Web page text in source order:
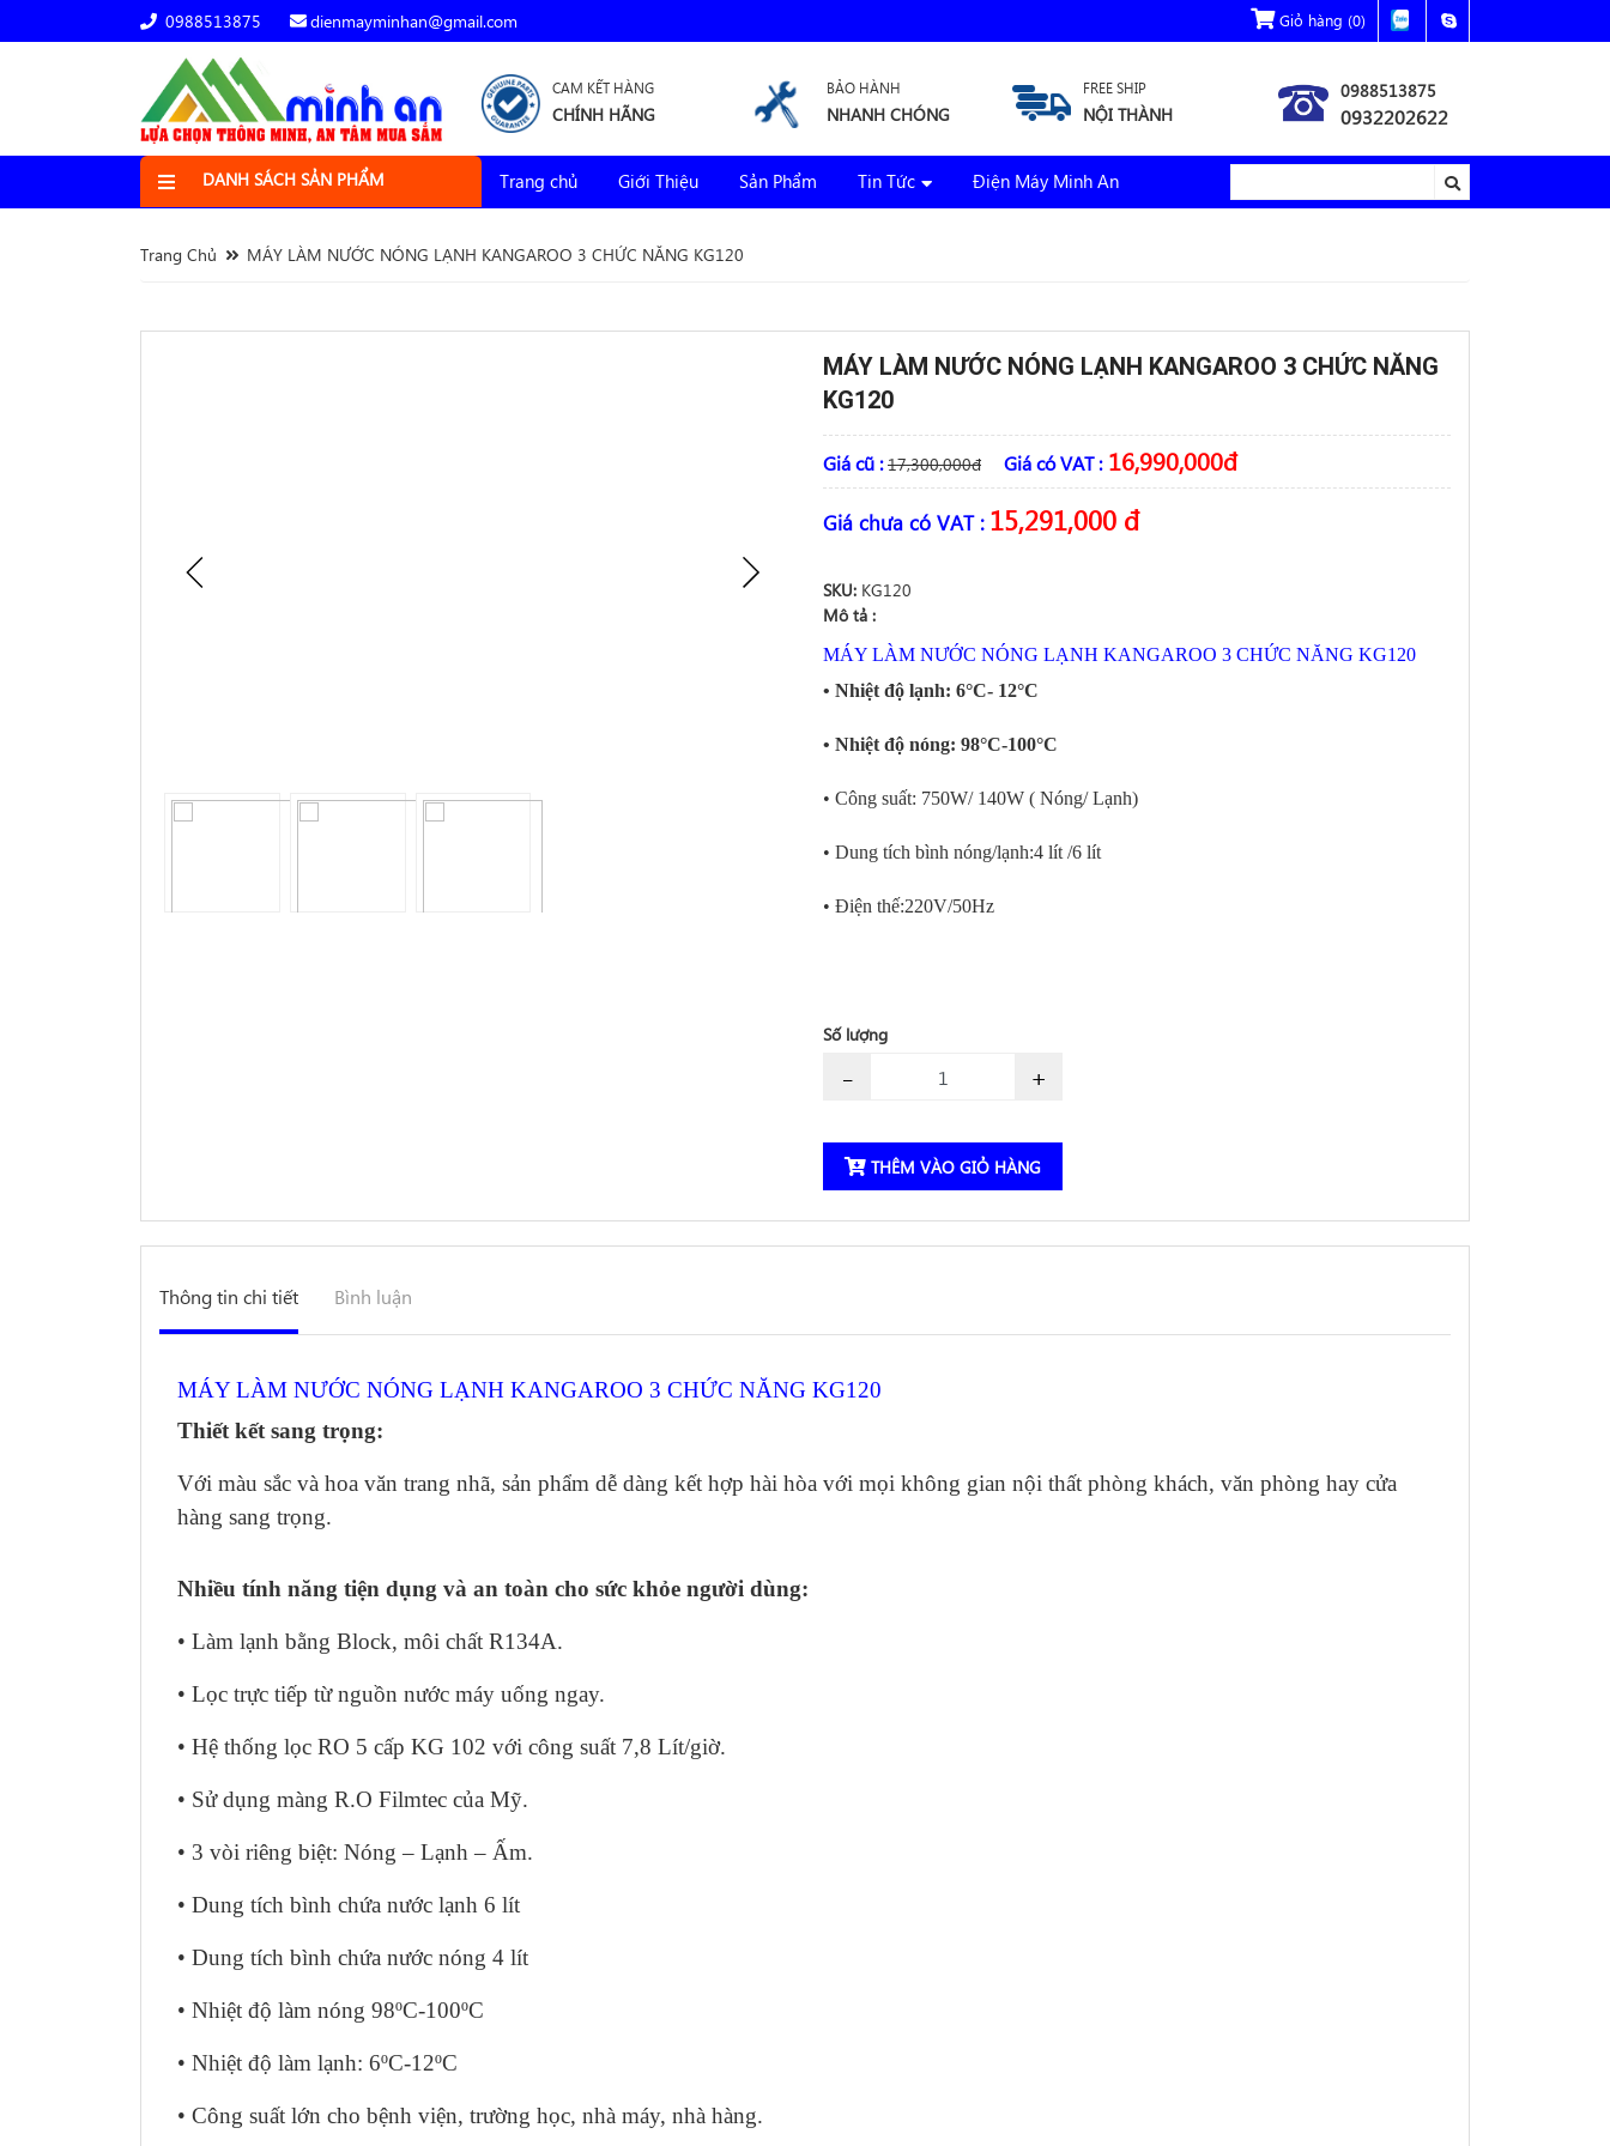
0988513875 dienmayminhan@gmail.com Giỏ hàng (0)
CAM KẾT HÀNG
CHÍNH HÃNG
BẢO HÀNH
NHANH CHÓNG
FREE SHIP
NỘI THÀNH
0988513875
0932202622
Trang chủ Giới Thiệu Sản Phẩm Tin Tức Điện Máy Minh An
DANH SÁCH SẢN PHẨM
Trang Chủ MÁY LÀM NƯỚC NÓNG LẠNH KANGAROO 3 CHỨC NĂNG KG120
MÁY LÀM NƯỚC NÓNG LẠNH KANGAROO 3 CHỨC NĂNG
KG120
Giá cũ : 17,300,000đ Giá có VAT :16,990,000đ
Giá chưa có VAT : 15,291,000 đ
SKU: KG120
Mô tả :
MÁY LÀM NƯỚC NÓNG LẠNH KANGAROO 3 CHỨC NĂNG KG120
• Nhiệt độ lạnh: 6°C- 12°C
• Nhiệt độ nóng: 98°C-100°C
• Công suất: 750W/ 140W ( Nóng/ Lạnh)
• Dung tích bình nóng/lạnh:4 lít /6 lít
• Điện thế:220V/50Hz
Số lượng
- +
THÊM VÀO GIỎ HÀNG
Thông tin chi tiết Bình luận
MÁY LÀM NƯỚC NÓNG LẠNH KANGAROO 3 CHỨC NĂNG KG120
Thiết kết sang trọng:
Với màu sắc và hoa văn trang nhã, sản phẩm dễ dàng kết hợp hài hòa với mọi không gian nội thất phòng khách, văn phòng hay cửa
hàng sang trọng.
Nhiều tính năng tiện dụng và an toàn cho sức khỏe người dùng:
• Làm lạnh bằng Block, môi chất R134A.
• Lọc trực tiếp từ nguồn nước máy uống ngay.
• Hệ thống lọc RO 5 cấp KG 102 với công suất 7,8 Lít/giờ.
• Sử dụng màng R.O Filmtec của Mỹ.
• 3 vòi riêng biệt: Nóng – Lạnh – Ấm.
• Dung tích bình chứa nước lạnh 6 lít
• Dung tích bình chứa nước nóng 4 lít
• Nhiệt độ làm nóng 98ºC-100ºC
• Nhiệt độ làm lạnh: 6ºC-12ºC
• Công suất lớn cho bệnh viện, trường học, nhà máy, nhà hàng.